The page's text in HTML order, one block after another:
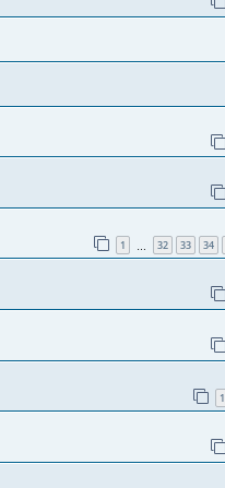
1 32 33 34
1